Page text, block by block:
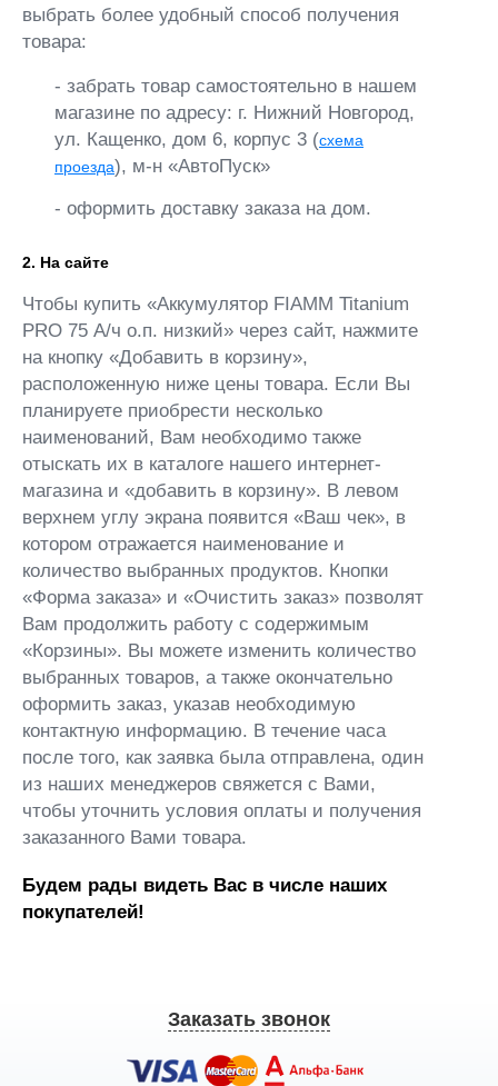
выбрать более удобный способ получения
товара:
- забрать товар самостоятельно в нашем
магазине по адресу: г. Нижний Новгород,
ул. Кащенко, дом 6, корпус 3 (схема
проезда), м-н «АвтоПуск»
- оформить доставку заказа на дом.
2. На сайте
Чтобы купить «Аккумулятор FIAMM Titanium
PRO 75 А/ч о.п. низкий» через сайт, нажмите
на кнопку «Добавить в корзину»,
расположенную ниже цены товара. Если Вы
планируете приобрести несколько
наименований, Вам необходимо также
отыскать их в каталоге нашего интернет-
магазина и «добавить в корзину». В левом
верхнем углу экрана появится «Ваш чек», в
котором отражается наименование и
количество выбранных продуктов. Кнопки
«Форма заказа» и «Очистить заказ» позволят
Вам продолжить работу с содержимым
«Корзины». Вы можете изменить количество
выбранных товаров, а также окончательно
оформить заказ, указав необходимую
контактную информацию. В течение часа
после того, как заявка была отправлена, один
из наших менеджеров свяжется с Вами,
чтобы уточнить условия оплаты и получения
заказанного Вами товара.
Будем рады видеть Вас в числе наших
покупателей!
Заказать звонок